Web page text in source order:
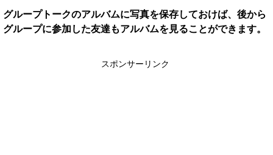
グループトークのアルバムに写真を保存しておけば、後から
グループに参加した友達もアルバムを見ることができます。
スポンサーリンク